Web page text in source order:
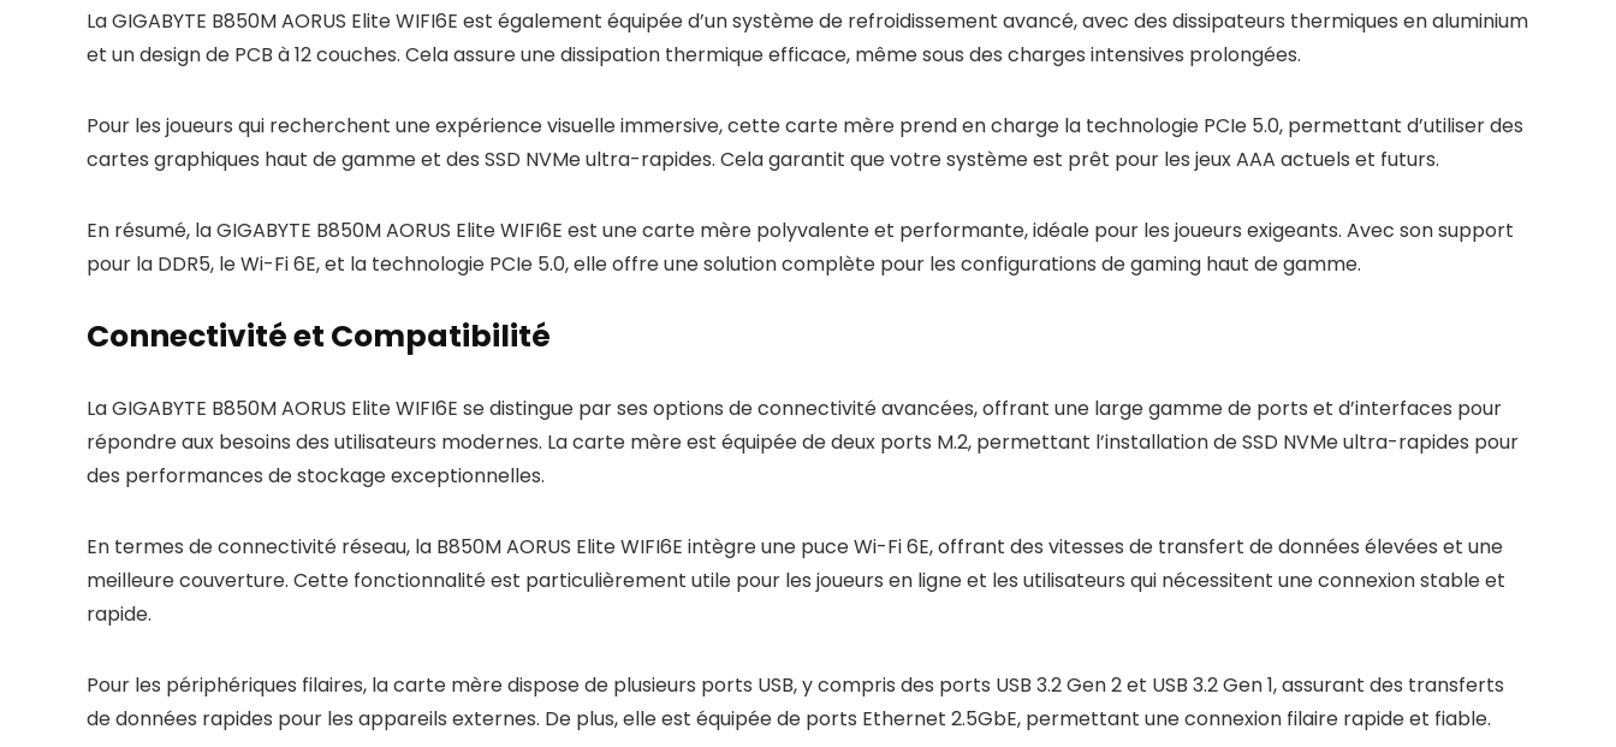
La GIGABYTE B850M AORUS Elite WIFI6E est également équipée d’un système de refroidissement avancé, avec des dissipateurs thermiques en aluminium
et un design de PCB à 12 couches. Cela assure une dissipation thermique efficace, même sous des charges intensives prolongées.
Pour les joueurs qui recherchent une expérience visuelle immersive, cette carte mère prend en charge la technologie PCIe 5.0, permettant d’utiliser des
cartes graphiques haut de gamme et des SSD NVMe ultra-rapides. Cela garantit que votre système est prêt pour les jeux AAA actuels et futurs.
En résumé, la GIGABYTE B850M AORUS Elite WIFI6E est une carte mère polyvalente et performante, idéale pour les joueurs exigeants. Avec son support
pour la DDR5, le Wi-Fi 6E, et la technologie PCIe 5.0, elle offre une solution complète pour les configurations de gaming haut de gamme.
Connectivité et Compatibilité
La GIGABYTE B850M AORUS Elite WIFI6E se distingue par ses options de connectivité avancées, offrant une large gamme de ports et d’interfaces pour
répondre aux besoins des utilisateurs modernes. La carte mère est équipée de deux ports M.2, permettant l’installation de SSD NVMe ultra-rapides pour
des performances de stockage exceptionnelles.
En termes de connectivité réseau, la B850M AORUS Elite WIFI6E intègre une puce Wi-Fi 6E, offrant des vitesses de transfert de données élevées et une
meilleure couverture. Cette fonctionnalité est particulièrement utile pour les joueurs en ligne et les utilisateurs qui nécessitent une connexion stable et
rapide.
Pour les périphériques filaires, la carte mère dispose de plusieurs ports USB, y compris des ports USB 3.2 Gen 2 et USB 3.2 Gen 1, assurant des transferts
de données rapides pour les appareils externes. De plus, elle est équipée de ports Ethernet 2.5GbE, permettant une connexion filaire rapide et fiable.